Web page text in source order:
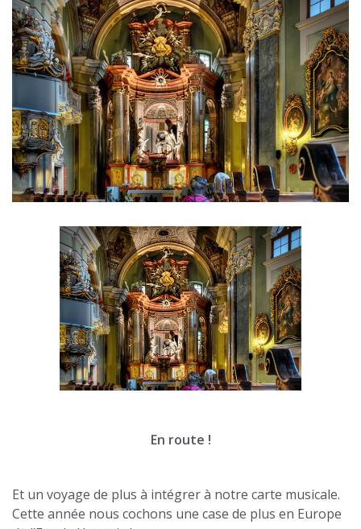
En route !
Et un voyage de plus à intégrer à notre carte musicale.
Cette année nous cochons une case de plus en Europe